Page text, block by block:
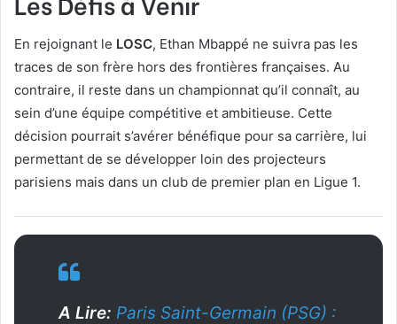
En rejoignant le LOSC, Ethan Mbappé ne suivra pas les
traces de son frère hors des frontières françaises. Au
contraire, il reste dans un championnat qu’il connaît, au
sein d’une équipe compétitive et ambitieuse. Cette
décision pourrait s’avérer bénéfique pour sa carrière, lui
permettant de se développer loin des projecteurs
parisiens mais dans un club de premier plan en Ligue 1.
A Lire: Paris Saint-Germain (PSG) :